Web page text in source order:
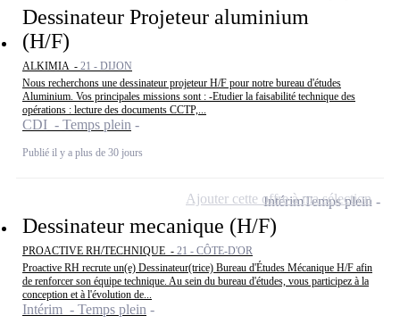
Dessinateur Projeteur aluminium
(H/F)
ALKIMIA - 21 - DIJON
Nous recherchons une dessinateur projeteur H/F pour notre bureau d'études
Aluminium. Vos principales missions sont : -Etudier la faisabilité technique des
opérations : lecture des documents CCTP,...
CDI - Temps plein
Publié il y a plus de 30 jours
Dessinateur mecanique (H/F)
PROACTIVE RH/TECHNIQUE - 21 - CÔTE-D'OR
Proactive RH recrute un(e) Dessinateur(trice) Bureau d'Études Mécanique H/F afin
de renforcer son équipe technique. Au sein du bureau d'études, vous participez à la
conception et à l'évolution de...
Intérim - Temps plein
IntérimTemps plein
Ajouter cette offre à ma sélection